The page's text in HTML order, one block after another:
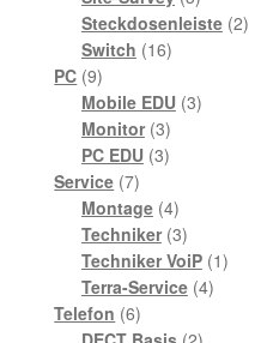
Produkte
Steckdosenleiste 22
Switch 1616
PC 99
Produkte
Mobile EDU 33
Monitor 33
Produkte
PC EDU 33
Service 77
Produkte
Montage 44
Produkte
Techniker 33
Produkte
Techniker VoiP 11
Terra-Service 44
Telefon 66
Produkte
2